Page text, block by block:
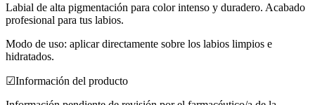
Labial de alta pigmentación para color intenso y duradero. Acabado
profesional para tus labios.
Modo de uso: aplicar directamente sobre los labios limpios e
hidratados.
☑Información del producto